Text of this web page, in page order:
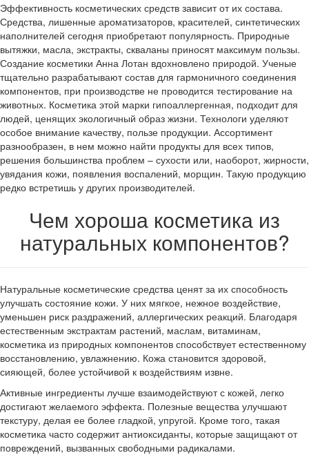
Эффективность косметических средств зависит от их состава.
Средства, лишенные ароматизаторов, красителей, синтетических
наполнителей сегодня приобретают популярность. Природные
вытяжки, масла, экстракты, скваланы приносят максимум пользы.
Создание косметики Анна Лотан вдохновлено природой. Ученые
тщательно разрабатывают состав для гармоничного соединения
компонентов, при производстве не проводится тестирование на
животных. Косметика этой марки гипоаллергенная, подходит для
людей, ценящих экологичный образ жизни. Технологи уделяют
особое внимание качеству, пользе продукции. Ассортимент
разнообразен, в нем можно найти продукты для всех типов,
решения большинства проблем – сухости или, наоборот, жирности,
увядания кожи, появления воспалений, морщин. Такую продукцию
редко встретишь у других производителей.
Чем хороша косметика из
натуральных компонентов?
Натуральные косметические средства ценят за их способность
улучшать состояние кожи. У них мягкое, нежное воздействие,
уменьшен риск раздражений, аллергических реакций. Благодаря
естественным экстрактам растений, маслам, витаминам,
косметика из природных компонентов способствует естественному
восстановлению, увлажнению. Кожа становится здоровой,
сияющей, более устойчивой к воздействиям извне.
Активные ингредиенты лучше взаимодействуют с кожей, легко
достигают желаемого эффекта. Полезные вещества улучшают
текстуру, делая ее более гладкой, упругой. Кроме того, такая
косметика часто содержит антиоксиданты, которые защищают от
повреждений, вызванных свободными радикалами.